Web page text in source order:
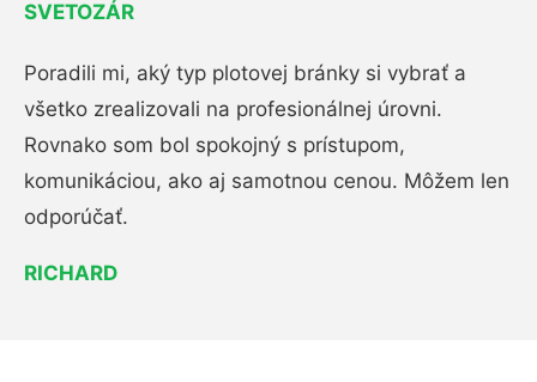
SVETOZÁR
Poradili mi, aký typ plotovej bránky si vybrať a
všetko zrealizovali na profesionálnej úrovni.
Rovnako som bol spokojný s prístupom,
komunikáciou, ako aj samotnou cenou. Môžem len
odporúčať.
RICHARD